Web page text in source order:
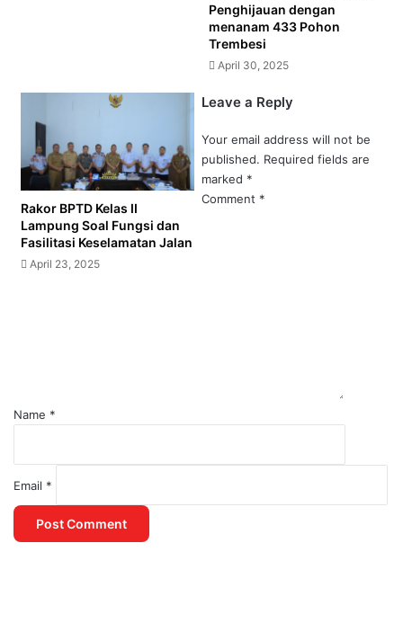
Penghijauan dengan
menanam 433 Pohon
Trembesi
April 30, 2025
Rakor BPTD Kelas II
Lampung Soal Fungsi dan
Fasilitasi Keselamatan Jalan
April 23, 2025
Leave a Reply
Your email address will not be
published. Required fields are
marked *
Comment *
Name *
Email *